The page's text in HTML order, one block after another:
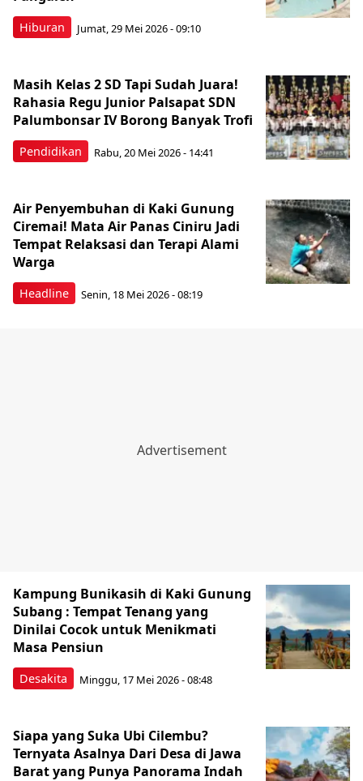
Hiburan Jumat, 29 Mei 2026 - 09:10
Pendidikan
Masih Kelas 2 SD Tapi Sudah Juara!
Rahasia Regu Junior Palsapat SDN
Palumbonsar IV Borong Banyak Trofi
Rabu, 20 Mei 2026 - 14:41
Headline
Air Penyembuhan di Kaki Gunung
Ciremai! Mata Air Panas Ciniru Jadi
Tempat Relaksasi dan Terapi Alami
Warga
Senin, 18 Mei 2026 - 08:19
Desakita
Kampung Bunikasih di Kaki Gunung
Subang : Tempat Tenang yang
Dinilai Cocok untuk Menikmati
Masa Pensiun
Minggu, 17 Mei 2026 - 08:48
Siapa yang Suka Ubi Cilembu?
Ternyata Asalnya Dari Desa di Jawa
Barat yang Punya Panorama Indah